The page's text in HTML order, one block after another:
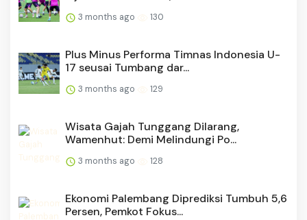
3 months ago 130
Plus Minus Performa Timnas Indonesia U-
17 seusai Tumbang dar...
3 months ago 129
Wisata Gajah Tunggang Dilarang,
Wamenhut: Demi Melindungi Po...
3 months ago 128
Ekonomi Palembang Diprediksi Tumbuh 5,6
Persen, Pemkot Fokus...